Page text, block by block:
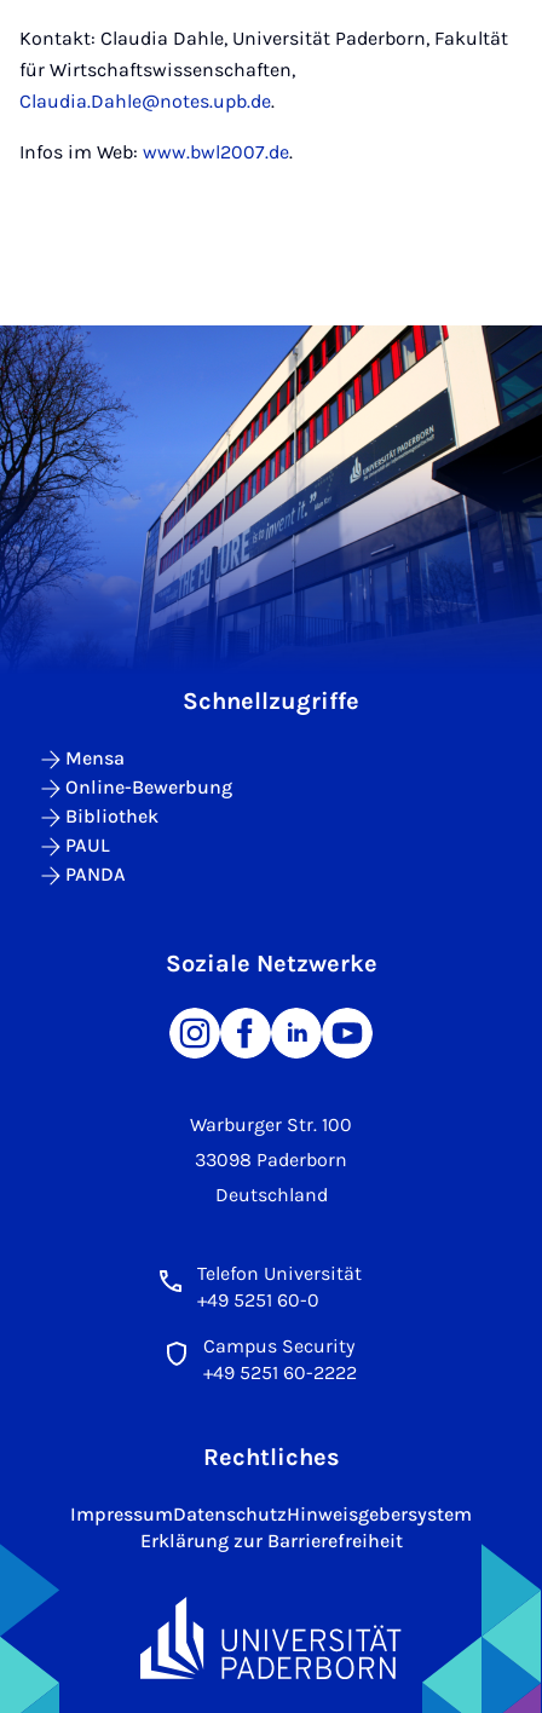
Kontakt: Claudia Dahle, Universität Paderborn, Fakultät
für Wirtschaftswissenschaften,
Claudia.Dahle@notes.upb.de.
Infos im Web: www.bwl2007.de.
Warburger Str. 100
33098 Paderborn
Deutschland
Telefon Universität
+49 5251 60-0
Campus Security
+49 5251 60-2222
Schnellzugriffe
Mensa
Online-Bewerbung
Bibliothek
PAUL
PANDA
Soziale Netzwerke
Rechtliches
ImpressumDatenschutzHinweisgebersystem
Erklärung zur Barrierefreiheit